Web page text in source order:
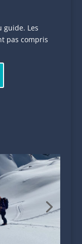
guide. Les
pas compris